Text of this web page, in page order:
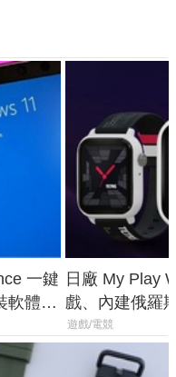
一鍵
軟體與
日廠 My Play
戲、內建俄羅
過竟然不能連
遊戲/電競